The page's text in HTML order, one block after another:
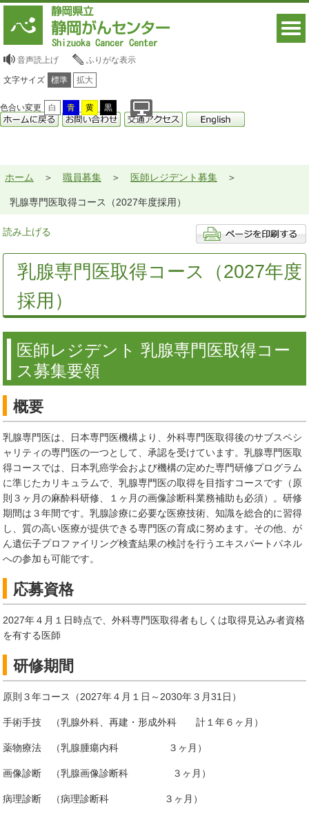
音声読上げ ふりがな表示
文字サイズ 標準 拡大
色合い変更 白 青 黄 黒
ホーム 職員募集 医師レジデント募集
乳腺専門医取得コース（2027年度採用）
読み上げる
乳腺専門医取得コース（2027年度
採用）
医師レジデント 乳腺専門医取得コー
ス募集要領
概要
乳腺専門医は、日本専門医機構より、外科専門医取得後のサブスペシ
ャリティの専門医の一つとして、承認を受けています。乳腺専門医取
得コースでは、日本乳癌学会および機構の定めた専門研修プログラム
に準じたカリキュラムで、乳腺専門医の取得を目指すコースです（原
則３ヶ月の麻酔科研修、１ヶ月の画像診断科業務補助も必須）。研修
期間は３年間です。乳腺診療に必要な医療技術、知識を総合的に習得
し、質の高い医療が提供できる専門医の育成に努めます。その他、が
ん遺伝子プロファイリング検査結果の検討を行うエキスパートパネル
への参加も可能です。
応募資格
2027年４月１日時点で、外科専門医取得者もしくは取得見込み者資格
を有する医師
研修期間
原則３年コース（2027年４月１日～2030年３月31日）
手術手技 （乳腺外科、再建・形成外科 計１年６ヶ月）
薬物療法 （乳腺腫瘍内科 ３ヶ月）
画像診断 （乳腺画像診断科 ３ヶ月）
病理診断 （病理診断科 ３ヶ月）